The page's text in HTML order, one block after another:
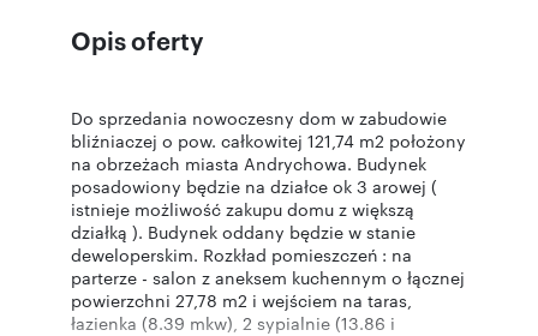
Opis oferty
Do sprzedania nowoczesny dom w zabudowie
bliźniaczej o pow. całkowitej 121,74 m2 położony
na obrzeżach miasta Andrychowa. Budynek
posadowiony będzie na działce ok 3 arowej (
istnieje możliwość zakupu domu z większą
działką ). Budynek oddany będzie w stanie
deweloperskim. Rozkład pomieszczeń : na
parterze - salon z aneksem kuchennym o łącznej
powierzchni 27,78 m2 i wejściem na taras,
łazienka (8.39 mkw), 2 sypialnie (13.86 i